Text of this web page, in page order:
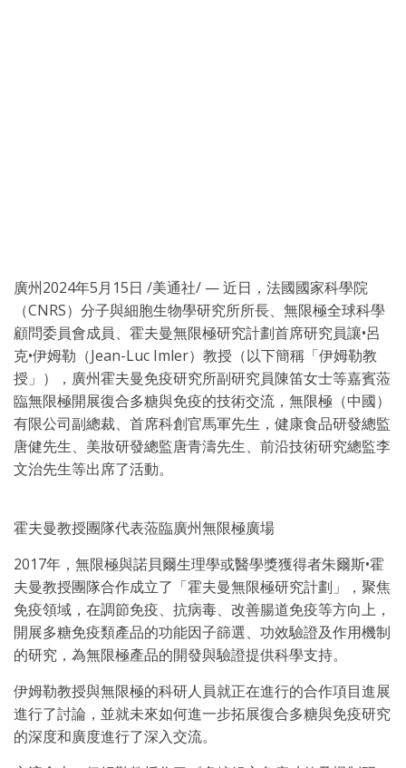
廣州2024年5月15日 /美通社/ — 近日，法國國家科學院
（CNRS）分子與細胞生物學研究所所長、無限極全球科學
顧問委員會成員、霍夫曼無限極研究計劃首席研究員讓•呂
克•伊姆勒（Jean-Luc Imler）教授（以下簡稱「伊姆勒教
授」），廣州霍夫曼免疫研究所副研究員陳笛女士等嘉賓蒞
臨無限極開展復合多糖與免疫的技術交流，無限極（中國）
有限公司副總裁、首席科創官馬軍先生，健康食品研發總監
唐健先生、美妝研發總監唐青濤先生、前沿技術研究總監李
文治先生等出席了活動。
霍夫曼教授團隊代表蒞臨廣州無限極廣場
2017年，無限極與諾貝爾生理學或醫學獎獲得者朱爾斯•霍
夫曼教授團隊合作成立了「霍夫曼無限極研究計劃」，聚焦
免疫領域，在調節免疫、抗病毒、改善腸道免疫等方向上，
開展多糖免疫類產品的功能因子篩選、功效驗證及作用機制
的研究，為無限極產品的開發與驗證提供科學支持。
伊姆勒教授與無限極的科研人員就正在進行的合作項目進展
進行了討論，並就未來如何進一步拓展復合多糖與免疫研究
的深度和廣度進行了深入交流。